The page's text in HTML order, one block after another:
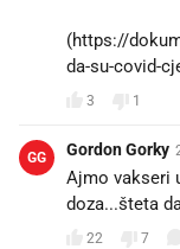
(https://
da-su-covid-
3 1
GG Gordon Gorky
Ajmo vakseri
doza...šteta
22 7